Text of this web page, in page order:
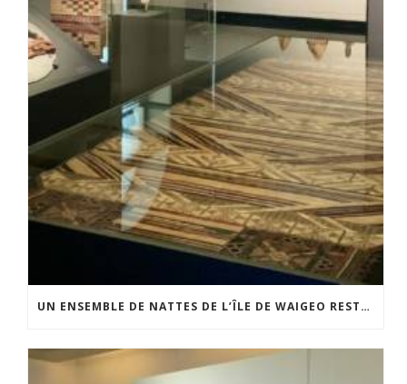
UN ENSEMBLE DE NATTES DE L’ÎLE DE WAIGEO RESTAURÉ GRÂCE AU SOUTIEN DU CERCLE LÉVI-STRAUSS